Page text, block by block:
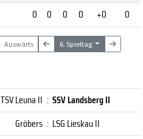
0 0 0 0 +0 0
Auswärts 6. Spieltag
TSV Leuna II : SSV Landsberg II
Gröbers : LSG Lieskau II